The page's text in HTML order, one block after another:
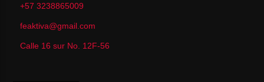
+57 3238865009
feaktiva@gmail.com
Calle 16 sur No. 12F-56